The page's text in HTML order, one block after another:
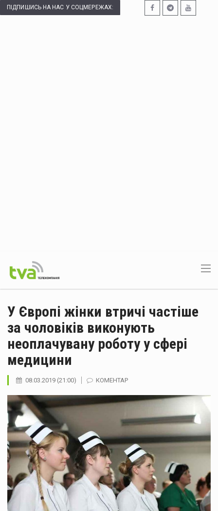
ПІДПИШИСЬ НА НАС У СОЦМЕРЕЖАХ:
У Європі жінки втричі частіше
за чоловіків виконують
неоплачувану роботу у сфері
медицини
08.03.2019 (21:00) КОМЕНТАР